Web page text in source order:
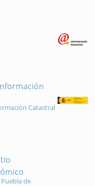
Catastral
de